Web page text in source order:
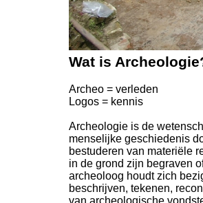
Wat is
Archeo = verleden
Logos = kennis
Archeologie is de
menselijke geschiedenis
bestuderen van materiële
in de grond zijn begraven
archeoloog houdt zich
beschrijven, tekenen,
van archeologische